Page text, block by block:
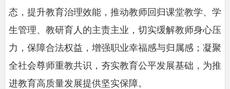
态，提升教育治理效能，推动教师回归课堂教学、学
生管理、教研育人的主责主业，切实缓解教师身心压
力，保障合法权益，增强职业幸福感与归属感；凝聚
全社会尊师重教共识，夯实教育公平发展基础，为推
进教育高质量发展提供坚实保障。